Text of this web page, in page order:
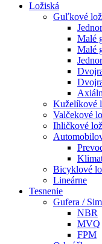
Ložiská
Guľkové
Malé
Malé
Kuželíkové
Valčekové
Ihličkové
Bicyklové
Lineárne
Tesnenie
Gufera /
NBR
MVQ
FPM